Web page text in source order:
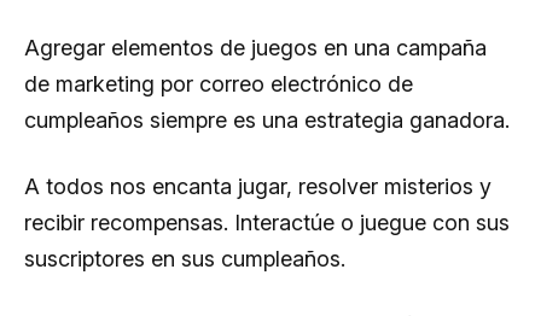
Agregar elementos de juegos en una campaña
de marketing por correo electrónico de
cumpleaños siempre es una estrategia ganadora.
A todos nos encanta jugar, resolver misterios y
recibir recompensas. Interactúe o juegue con sus
suscriptores en sus cumpleaños.